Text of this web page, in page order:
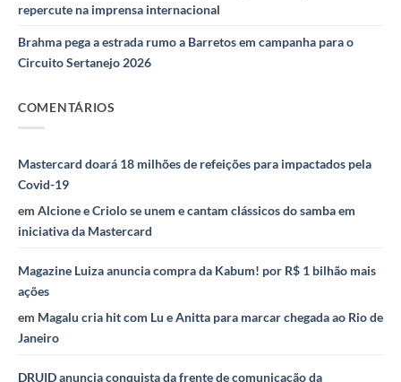
repercute na imprensa internacional
Brahma pega a estrada rumo a Barretos em campanha para o
Circuito Sertanejo 2026
COMENTÁRIOS
Mastercard doará 18 milhões de refeições para impactados pela
Covid-19
em Alcione e Criolo se unem e cantam clássicos do samba em
iniciativa da Mastercard
Magazine Luiza anuncia compra da Kabum! por R$ 1 bilhão mais
ações
em Magalu cria hit com Lu e Anitta para marcar chegada ao Rio de
Janeiro
DRUID anuncia conquista da frente de comunicação da